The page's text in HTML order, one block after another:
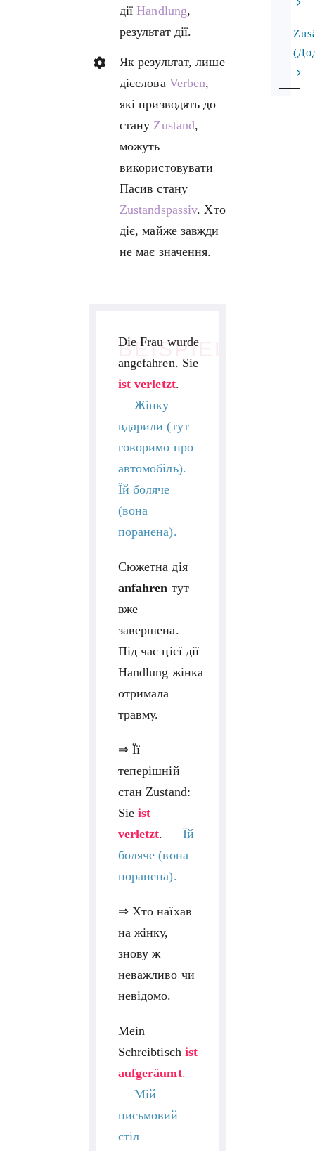
діїHandlung,
результат дії.
Як результат, лише
дієслова Verben,
які призводять до
стану Zustand,
можуть
використовувати
Пасив стану
Zustandspassiv. Хто
діє, майже завжди
не має значення.
BEISPIEL
Die Frau wurde
angefahren. Sie
ist verletzt.
—Жінку
вдарили (тут
говоримо про
автомобіль).
Їй боляче
(вона
поранена).
Сюжетна дія
anfahren тут
вже
завершена.
Під час цієї дії
Handlung жінка
отримала
травму.
⇒ Її
теперішній
стан Zustand:
Sieist
verletzt. —Їй
боляче (вона
поранена).
⇒ Хто наїхав
на жінку,
знову ж
неважливо чи
невідомо.
Mein
Schreibtisch ist
aufgeräumt.
—Мій
письмовий
стіл